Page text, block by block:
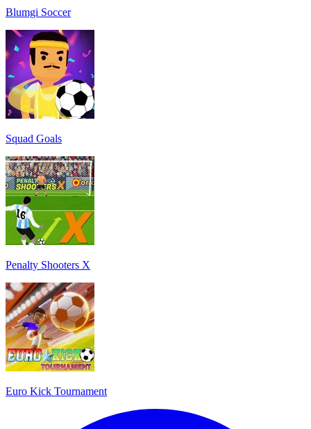
Blumgi Soccer
Squad Goals
Penalty Shooters X
Euro Kick Tournament